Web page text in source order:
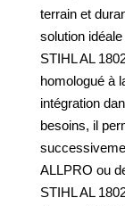
terrain et
solution
STIHL AL
homologué à
intégration
besoins, il
ALLPRO ou
STIHL AL